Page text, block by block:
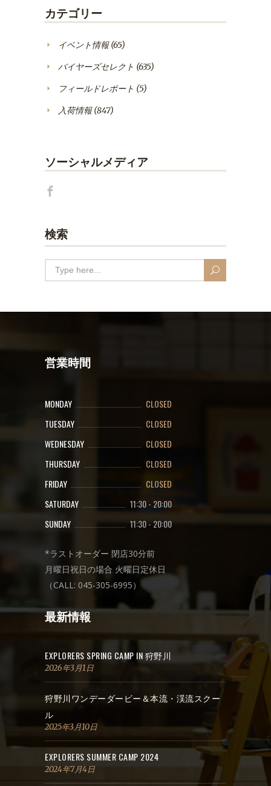
カテゴリー
イベント情報(65)
バイヤーズセレクト (635)
フィールドレポート (5)
入荷情報(847)
ソーシャルメディア
検索
営業時間
MONDAY
CLOSED
TUESDAY
CLOSED
WEDNESDAY
CLOSED
THURSDAY
CLOSED
FRIDAY
CLOSED
SATURDAY
11:30- 20:00
SUNDAY
11:30-20:00
*ラストオーダー 閉店30分前
月曜日祝日の場合 火曜日定休日
（CALL: 045-305-6995）
最新情報
EXPLORERS SPRING CAMP IN 狩野川
2026年3月1日
狩野川ワンデーダービー＆本流・渓流スクー
ル
2025年3月10日
EXPLORERS SUMMER CAMP 2024
2024年7月4日